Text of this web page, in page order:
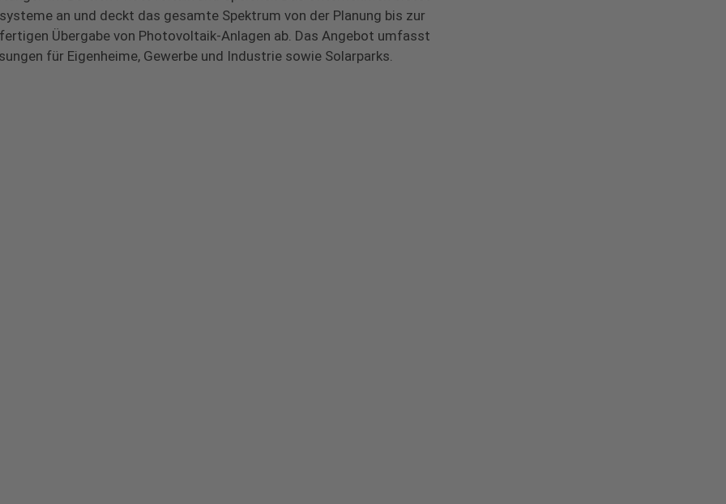
an und deckt das gesamte Spektrum von der Planung bis zur
Übergabe von Photovoltaik-Anlagen ab. Das Angebot umfasst
für Eigenheime, Gewerbe und Industrie sowie Solarparks.